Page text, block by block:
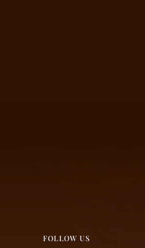
FOLLOW US